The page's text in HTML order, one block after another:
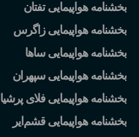
بخشنامه هواپیمایی تفتان
بخشنامه هواپیمایی زاگرس
بخشنامه هواپیمایی ساها
بخشنامه هواپیمایی سپهران
بخشنامه هواپیمایی فلای پرشیا
بخشنامه هواپیمایی قشم ایر